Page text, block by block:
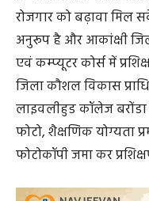
रोजगार को बढ़ावा मिल
अनुरूप है और आकांक्षी
एवं कम्प्यूटर कोर्स में
जिला कौशल विकास
लाइवलीहुड कॉलेज
फोटो, शैक्षणिक योग्यता
फोटोकॉपी जमा कर